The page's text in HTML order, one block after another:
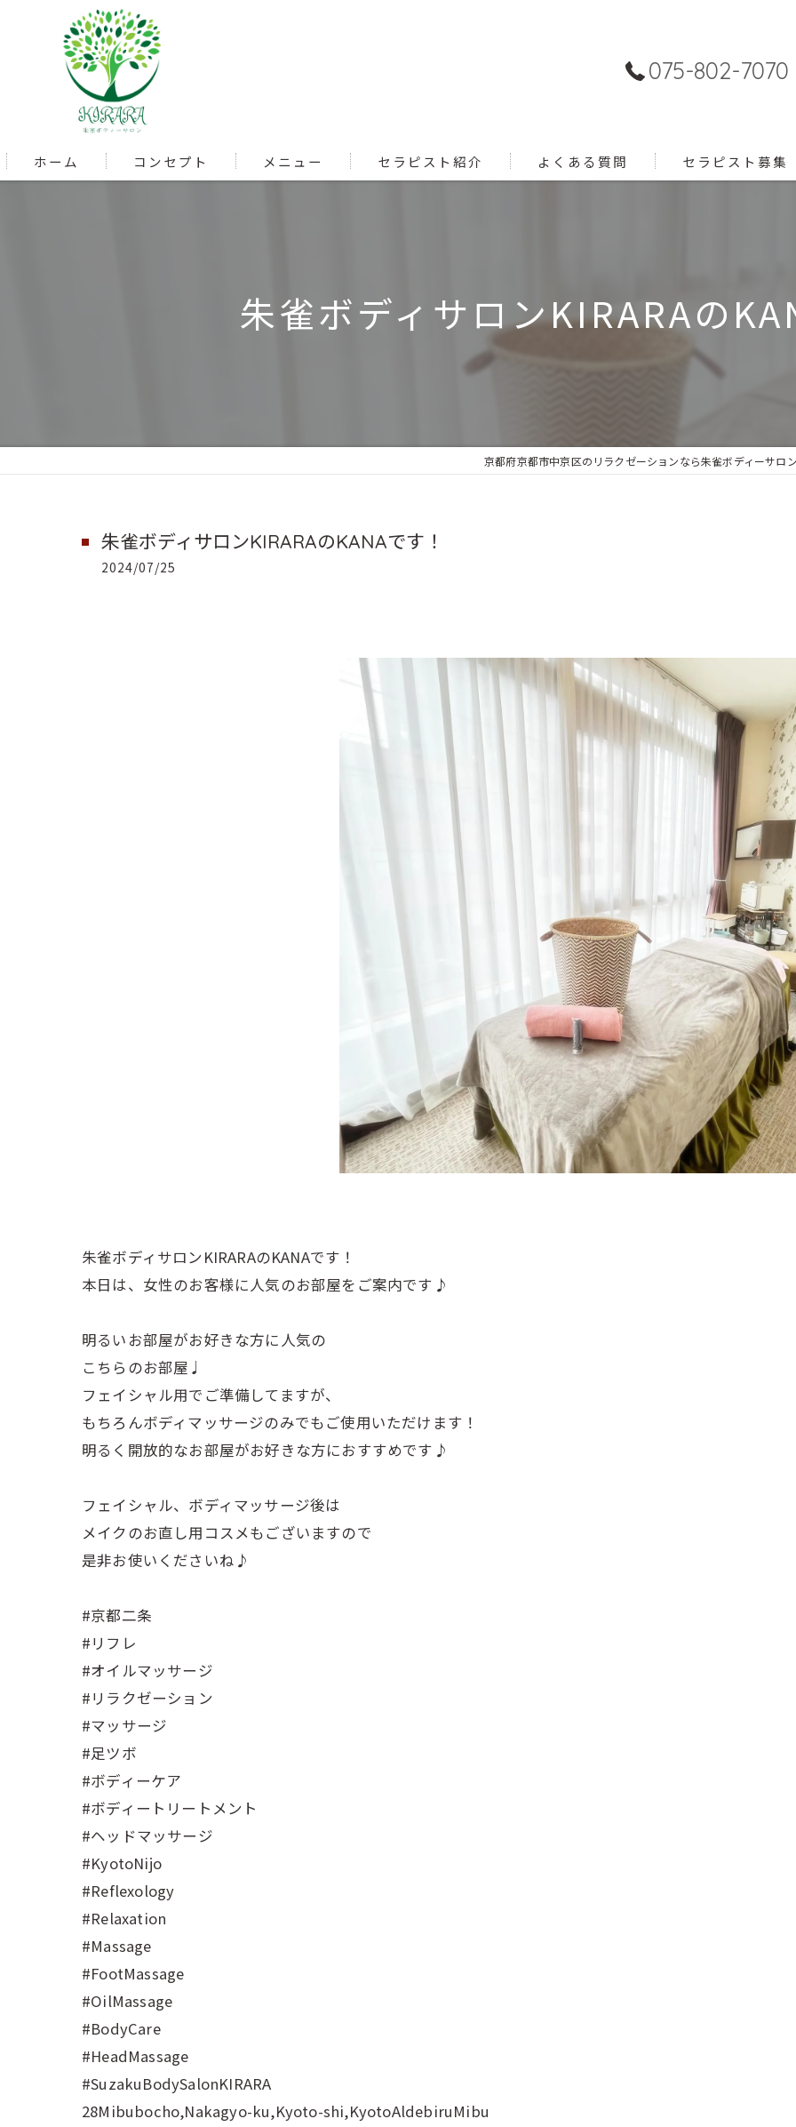
075-802-7070
ホーム コンセプト メニュー セラピスト紹介 よくある質問 セラピスト募集
朱雀ボディサロンKIRARAの
京都府京都市中京区のリラクゼーションなら朱雀ボディーサロ
朱雀ボディサロンKIRARAのKANAです！
2024/07/25
朱雀ボディサロンKIRARAのKANAです！
本日は、女性のお客様に人気のお部屋をご案内です♪
明るいお部屋がお好きな方に人気の
こちらのお部屋♩
フェイシャル用でご準備してますが、
もちろんボディマッサージのみでもご使用いただけます！
明るく開放的なお部屋がお好きな方におすすめです♪
フェイシャル、ボディマッサージ後は
メイクのお直し用コスメもございますので
是非お使いくださいね♪
#京都二条
#リフレ
#オイルマッサージ
#リラクゼーション
#マッサージ
#足ツボ
#ボディーケア
#ボディートリートメント
#ヘッドマッサージ
#KyotoNijo
#Reflexology
#Relaxation
#Massage
#FootMassage
#OilMassage
#BodyCare
#HeadMassage
#SuzakuBodySalonKIRARA
28Mibubocho,Nakagyo-ku,Kyoto-shi,KyotoAldebiruMibu